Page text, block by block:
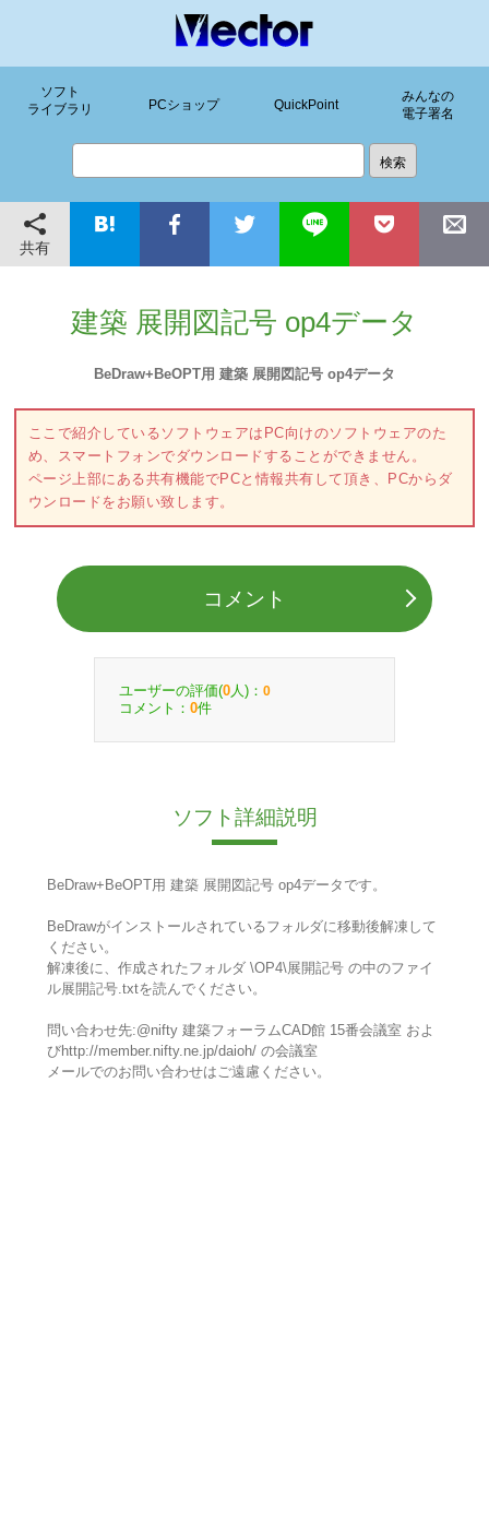
ソフト
ライブラリ
PCショップ QuickPoint
みんなの
電子署名
共有
建築 展開図記号 op4データ
BeDraw+BeOPT用 建築 展開図記号 op4データ
ここで紹介しているソフトウェアはPC向けのソフトウェアのた
め、スマートフォンでダウンロードすることができません。
ページ上部にある共有機能でPCと情報共有して頂き、PCからダ
ウンロードをお願い致します。
コメント
ユーザーの評価(0 人)： 0
コメント： 0件
ソフト詳細説明
BeDraw+BeOPT用 建築 展開図記号 op4データです。
BeDrawがインストールされているフォルダに移動後解凍して
ください。
解凍後に、作成されたフォルダ \OP4\展開記号 の中のファイ
ル展開記号.txtを読んでください。
問い合わせ先:@nifty 建築フォーラムCAD館 15番会議室 およ
びhttp://member.nifty.ne.jp/daioh/ の会議室
メールでのお問い合わせはご遠慮ください。